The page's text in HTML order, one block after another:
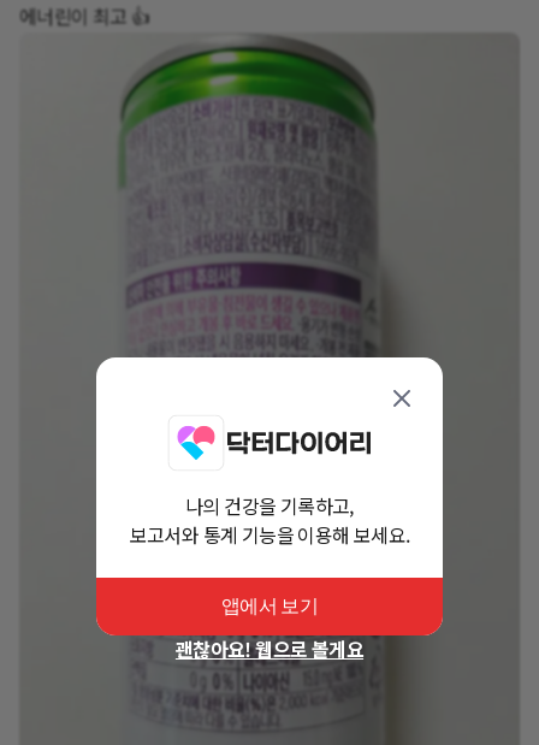
에너린이 최고 👍
나의 건강을 기록하고,
보고서와 통계 기능을 이용해 보세요.
앱에서 보기
괜찮아요! 웹으로 볼게요